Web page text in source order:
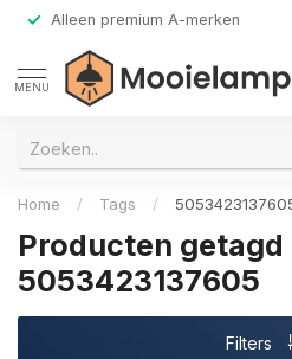
Alleen premium A-merken
MENU
Home / Tags /
Producten getagd
5053423137605
Filters